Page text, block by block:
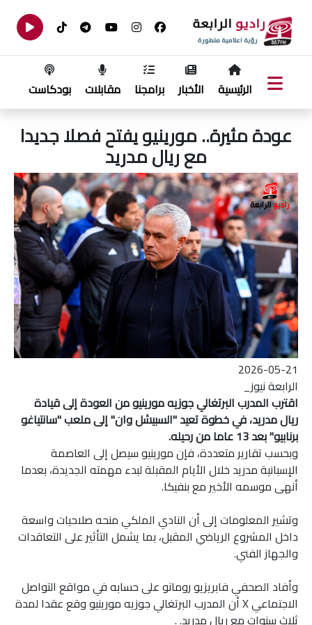
الرئيسية الأخبار برامجنا مقابلات بودكاست
عودة مثيرة.. مورينيو يفتح فصلا جديدا
مع ريال مدريد
2026-05-21
الرابعة نيوز_
اقترب المدرب البرتغالي جوزيه مورينيو من العودة إلى قيادة
ريال مدريد، في خطوة تعيد "السبيشل وان" إلى ملعب "سانتياغو
برنابيو" بعد 13 عاما من رحيله.
وبحسب تقارير متعددة، فإن مورينيو سيصل إلى العاصمة
الإسبانية مدريد خلال الأيام المقبلة لبدء مهمته الجديدة، بعدما
أنهى موسمه الأخير مع بنفيكا.
وتشير المعلومات إلى أن النادي الملكي منحه صلاحيات واسعة
داخل المشروع الرياضي المقبل، بما يشمل التأثير على التعاقدات
والجهاز الفني.
وأفاد الصحفي فابريزيو رومانو على حسابه في مواقع التواصل
الاجتماعي X أن المدرب البرتغالي جوزيه مورينيو وقع عقدا لمدة
ثلاث سنوات مع ريال مدريد. .